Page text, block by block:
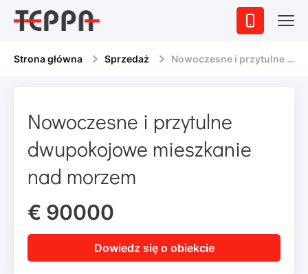
Strona główna Sprzedaż Nowoczesne i przytulne dwupokojowe mieszkanie nad morzem
Nowoczesne i przytulne
dwupokojowe mieszkanie
nad morzem
€ 90000
Dowiedz się o obiekcie